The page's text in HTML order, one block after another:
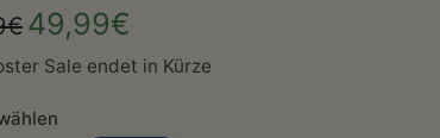
49,99€
Sale endet in Kürze